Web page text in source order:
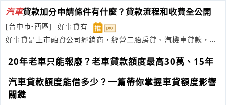
汽車貸款加分申請條件有什麼？貸款流程和收費全公開
[台中市-西區]
好事貸有
好事貸是上市融資公司經銷商，經營二胎房貸、汽機車貸款，客
20年老車只能報廢？老車貸款額度最高30萬、15年
汽車貸款額度能借多少？一篇帶你掌握車貸額度影響
關鍵